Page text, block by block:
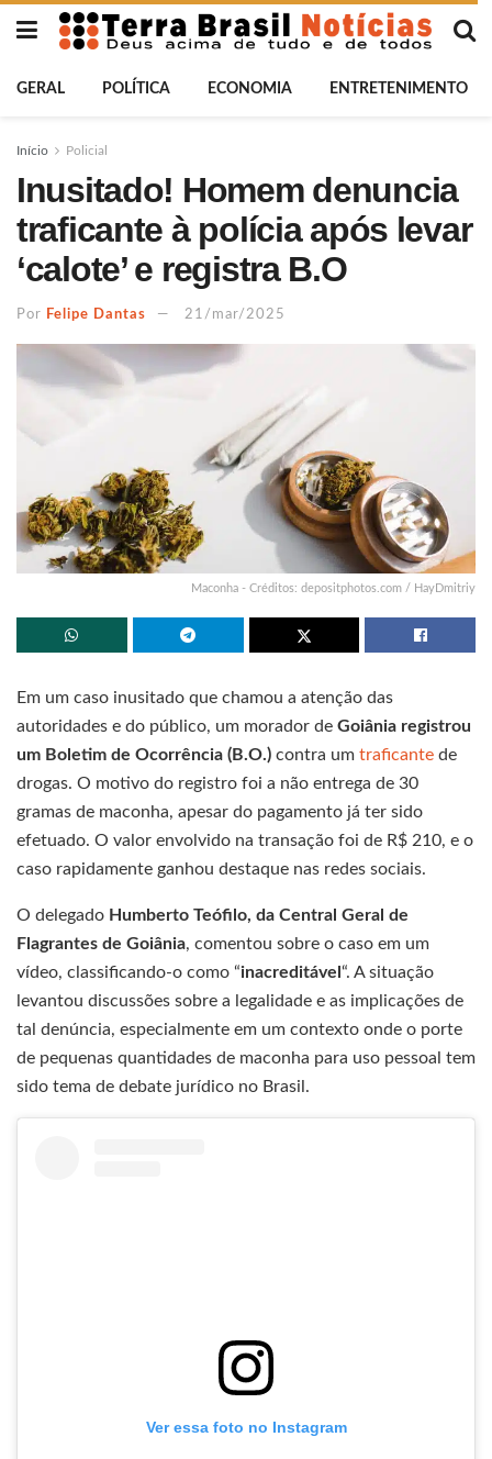
GERAL POLÍTICA ECONOMIA ENTRETENIMENTO
Início Policial
Inusitado! Homem denuncia
traficante à polícia após levar
‘calote’ e registra B.O
Por Felipe Dantas 21/mar/2025
Maconha - Créditos: depositphotos.com / HayDmitriy
Em um caso inusitado que chamou a atenção das
autoridades e do público, um morador de Goiânia registrou
um Boletim de Ocorrência (B.O.) contra um traficante de
drogas. O motivo do registro foi a não entrega de 30
gramas de maconha, apesar do pagamento já ter sido
efetuado. O valor envolvido na transação foi de R$ 210, e o
caso rapidamente ganhou destaque nas redes sociais.
O delegado Humberto Teófilo, da Central Geral de
Flagrantes de Goiânia, comentou sobre o caso em um
vídeo, classificando-o como “inacreditável “. A situação
levantou discussões sobre a legalidade e as implicações de
tal denúncia, especialmente em um contexto onde o porte
de pequenas quantidades de maconha para uso pessoal tem
sido tema de debate jurídico no Brasil.
Ver essa foto no Instagram